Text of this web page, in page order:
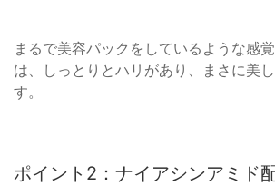
まるで美容パックをしているような感
は、しっとりとハリがあり、まさに美
す。
ポイント2：ナイアシンアミド